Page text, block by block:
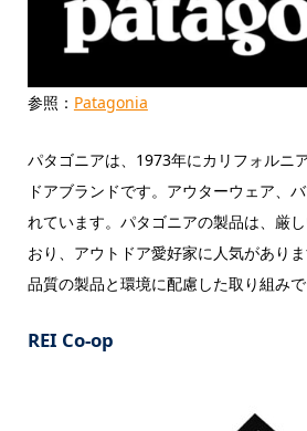
参照： Patagonia
パタゴニアは、1973年にカリフォルニ
ドアブランドです。アウターウェア、
れています。パタゴニアの製品は、厳
おり、アウトドア愛好家に人気があり
品質の製品と環境に配慮した取り組みで
REI Co-op